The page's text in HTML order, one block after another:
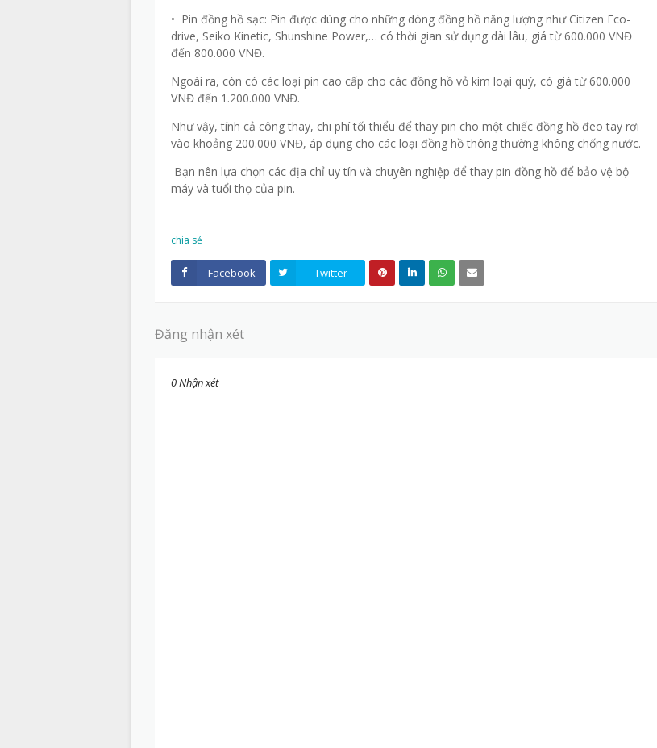
• Pin đồng hồ sạc: Pin được dùng cho những dòng đồng hồ năng lượng như Citizen Eco-
drive, Seiko Kinetic, Shunshine Power,… có thời gian sử dụng dài lâu, giá từ 600.000 VNĐ
đến 800.000 VNĐ.
Ngoài ra, còn có các loại pin cao cấp cho các đồng hồ vỏ kim loại quý, có giá từ 600.000
VNĐ đến 1.200.000 VNĐ.
Như vậy, tính cả công thay, chi phí tối thiểu để thay pin cho một chiếc đồng hồ đeo tay rơi
vào khoảng 200.000 VNĐ, áp dụng cho các loại đồng hồ thông thường không chống nước.
Bạn nên lựa chọn các địa chỉ uy tín và chuyên nghiệp để thay pin đồng hồ để bảo vệ bộ
máy và tuổi thọ của pin.
chia sẻ
Facebook Twitter
Đăng nhận xét
0 Nhận xét